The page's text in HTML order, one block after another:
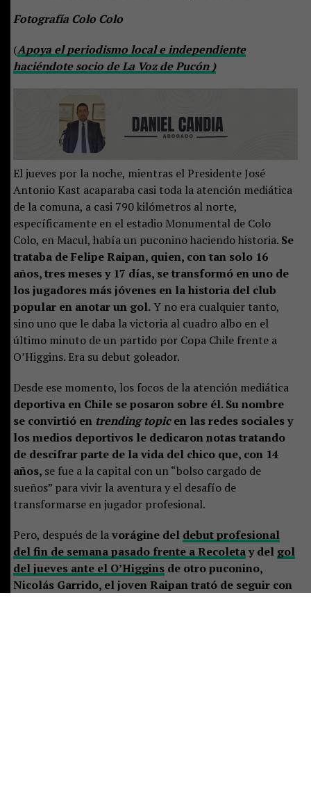
Fotografía Colo Colo
(Apoya el periodismo local e independiente
haciéndote socio de La Voz de Pucón )
El jueves por la noche, mientras el Presidente José
Antonio Kast acaparaba casi toda la atención mediática
de la comuna, a casi 790 kilómetros al norte,
específicamente en el estadio Monumental de Colo
Colo, en Macul, había un puconino haciendo historia. Se
trataba de Felipe Raipan, quien, con tan solo 16
años, tres meses y 17 días, se transformó en uno de
los jugadores más jóvenes en la historia del club
popular en anotar un gol.Y no era cualquier tanto,
sino uno que le daba la victoria al cuadro albo en el
último minuto de un partido por Copa Chile frente a
O’Higgins. Era su debut goleador.
Desde ese momento, los focos de la atención mediática
deportiva en Chile se posaron sobre él. Su nombre
se convirtió en trending topicen las redes sociales y
los medios deportivos le dedicaron notas tratando
de descifrar parte de la vida del chico que, con 14
años, se fue a la capital con un “bolso cargado de
sueños” para vivir la aventura y el desafío de
transformarse en jugador profesional.
Pero, después de lavorágine del debut profesional
del fin de semana pasado frente a Recoletay del gol
del jueves ante el O’Higginsde otro puconino,
Nicolás Garrido, el joven Raipan trató de seguir con